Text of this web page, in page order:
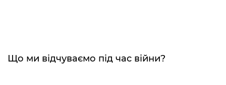
Що ми відчуваємо під час війни?